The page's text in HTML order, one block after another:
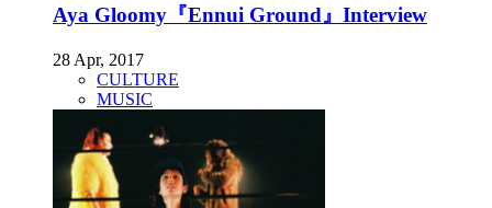
Aya Gloomy『Ennui Ground』Interview
28 Apr, 2017
CULTURE
MUSIC